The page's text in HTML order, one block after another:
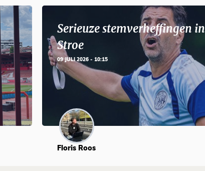
Serieuze stemverheffingen in
Stroe
09 JULI 2026 - 10:15
Floris Roos